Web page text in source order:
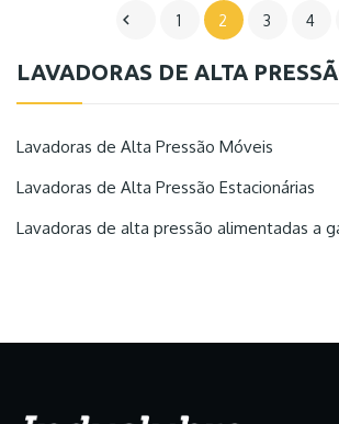
LAVADORAS DE ALTA
Lavadoras de Alta Pressão Móveis
Lavadoras de Alta Pressão Estacionárias
Lavadoras de alta pressão alimentadas a
 1 2 3 4